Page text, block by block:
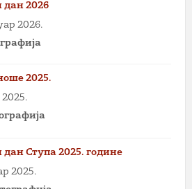
2026
2026.
2025.
2025.
Ступа 2025. године
2025.